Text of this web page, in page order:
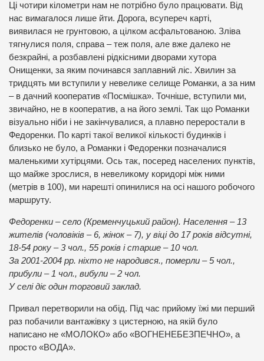
Ці чотири кілометри нам не потрібно було працювати. Від
нас вимагалося лише йти. Дорога, всупереч карті,
виявилася не грунтовою, а цілком асфальтованою. Зліва
тягнулися поля, справа – теж поля, але вже далеко не
безкрайні, а розбавлені рідкісними дворами хутора
Онищенки, за яким починався заплавний ліс. Хвилин за
тридцять ми вступили у невелике селище Романки, а за ним
– в дачний кооператив «Посмішка». Точніше, вступили ми,
звичайно, не в кооператив, а на його землі. Так що Романки
візуально ніби і не закінчувалися, а плавно переростали в
Федоренки. По карті такої великої кількості будинків і
близько не було, а Романки і Федоренки позначалися
маленькими хутірцями. Ось так, посеред населених пунктів,
що майже зрослися, в невеликому коридорі між ними
(метрів в 100), ми нарешті опинилися на осі нашого робочого
маршруту.
Федоренки – село (Кременчуцький район). Населення – 13
жителів (чоловіків – 6, жінок – 7), у віці до 17 років відсутні,
18-54 року – 3 чол., 55 років і старше – 10 чол.
За 2001-2004 рр. ніхто не народився., померли – 5 чол.,
прибули – 1 чол., вибули – 2 чол.
У селі діє один торговий заклад.
Привал перетворили на обід. Під час прийому їжі ми перший
раз побачили вантажівку з цистерною, на якій було
написано не «МОЛОКО» або «ВОГНЕНЕБЕЗПЕЧНО», а
просто «ВОДА».